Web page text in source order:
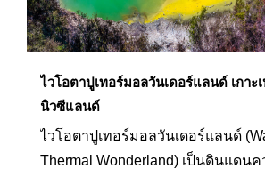
ไวโอตาปูเทอร์มอลวันเดอร์แลนด์ เกาะ
นิวซีแลนด์
ไวโอตาปูเทอร์มอลวันเดอร์แลนด์
Thermal Wonderland) เป็นดินแดน